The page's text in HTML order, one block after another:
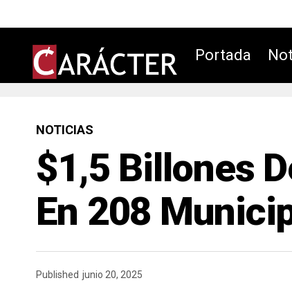
Portada
NOTICIAS
$1,5 Billones
En 208
Published junio 20, 2025